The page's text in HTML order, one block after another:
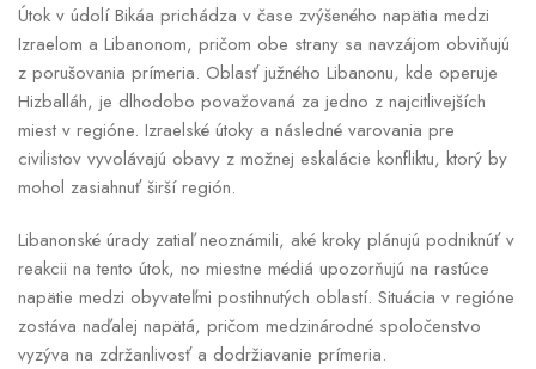
Útok v údolí Bikáa prichádza v čase zvýšeného napätia medzi
Izraelom a Libanonom, pričom obe strany sa navzájom obviňujú
z porušovania prímeria. Oblasť južného Libanonu, kde operuje
Hizballáh, je dlhodobo považovaná za jedno z najcitlivejších
miest v regióne. Izraelské útoky a následné varovania pre
civilistov vyvolávajú obavy z možnej eskalácie konfliktu, ktorý by
mohol zasiahnuť širší región.
Libanonské úrady zatiaľ neoznámili, aké kroky plánujú podniknúť v
reakcii na tento útok, no miestne médiá upozorňujú na rastúce
napätie medzi obyvateľmi postihnutých oblastí. Situácia v regióne
zostáva naďalej napätá, pričom medzinárodné spoločenstvo
vyzýva na zdržanlivosť a dodržiavanie prímeria.